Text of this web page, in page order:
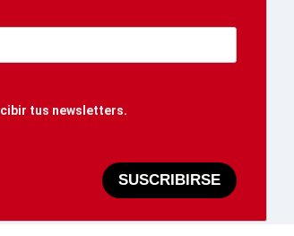
tus newsletters.
SUSCRIBIRSE